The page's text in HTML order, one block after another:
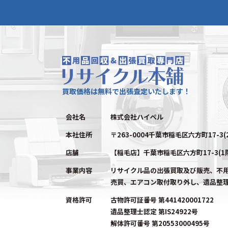
買取価格は無料で出張査定いたします！
会社名
株式会社ハイペル
本社住所
〒263-0004千葉市稲毛区六方町17-
店舗
【稲毛店】千葉市稲毛区六方町17-3(1
事業内容
リサイクル品の出張買取及び販売、不
売買、エアコン取付取り外し、遺品整
資格許可
古物許可証番号 第441420001722
遺品整理士認定 第IS24922号
解体許可番号 第20553000495号